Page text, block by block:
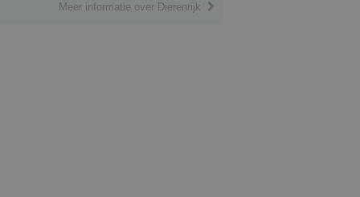
Meer informatie over Dierenrijk